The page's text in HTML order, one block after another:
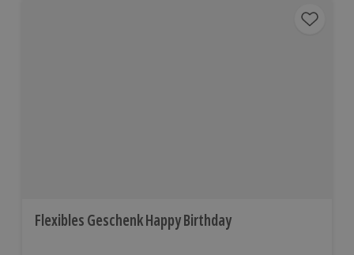
Flexibles Geschenk Happy Birthday